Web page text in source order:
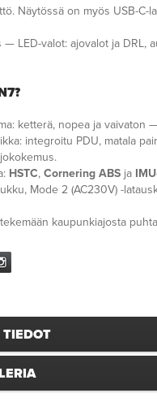
Näytössä on myös USB-C-
LED-valot: ajovalot ja DRL,
ketterä, nopea ja vaivaton
integroitu PDU, matala
HSTC, Cornering ABSja IMU
Mode 2 (AC230V) -
kaupunkiajosta